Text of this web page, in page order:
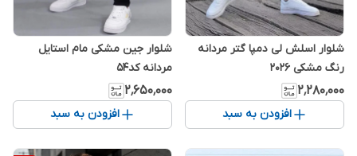
شلوار اسلش لی دمپا گتر مردانه
رنگ مشکی 2026
۲٬۲۸۰٬۰۰۰
افزودن به سبد
شلوار جین مشکی مام استایل
مردانه کد۵۴
۲٬۶۵۰٬۰۰۰
افزودن به سبد